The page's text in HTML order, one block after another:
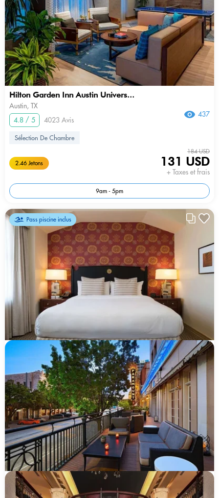
Hilton Garden Inn Austin Univers...
Austin, TX
4.8 / 5
4023 Avis
437
Sélection De Chambre
2.46 Jetons
184 USD
131 USD
+ Taxes et frais
9am - 5pm
Pass piscine inclus